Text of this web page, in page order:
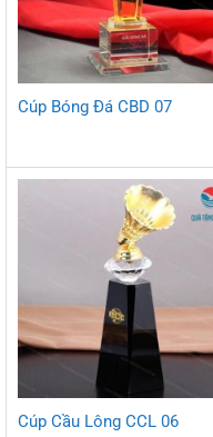
Cúp Bóng Đá CBD 07
Cúp Cầu Lông CCL 06